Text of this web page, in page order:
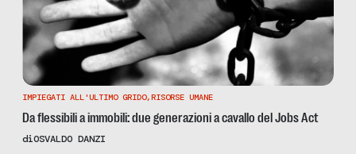
IMPIEGATI ALL'ULTIMO GRIDO,RISORSE UMANE
Da flessibili a immobili: due generazioni a cavallo del Jobs Act
diOSVALDO DANZI